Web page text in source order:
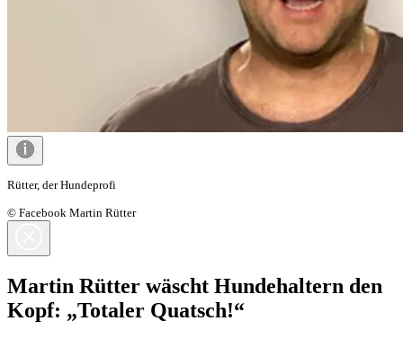
Rütter, der Hundeprofi
© Facebook Martin Rütter
Martin Rütter wäscht Hundehaltern den
Kopf: „Totaler Quatsch!“